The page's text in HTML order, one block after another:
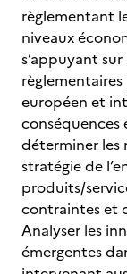
règlementant
niveaux
s’appuyant
européen et
conséquences
déterminer les
stratégie de
produits/
contraintes et
Analyser les
émergentes